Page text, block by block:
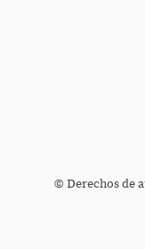
© Derechos de